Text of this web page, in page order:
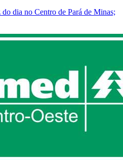
dia no Centro de Pará de Minas;